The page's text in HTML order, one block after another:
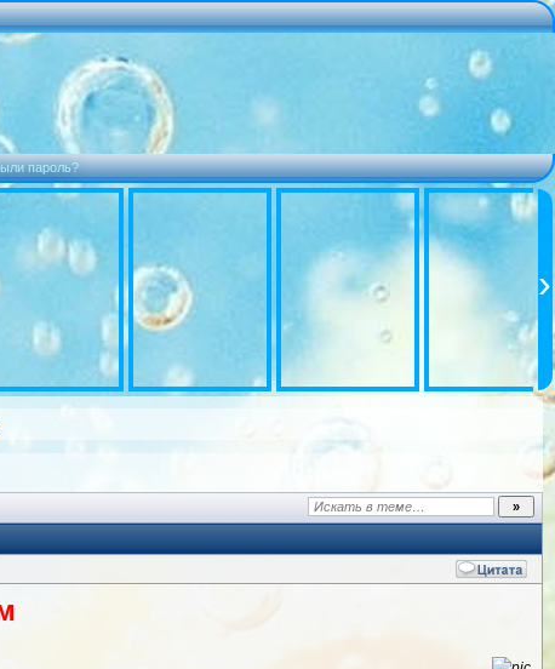
пароль?